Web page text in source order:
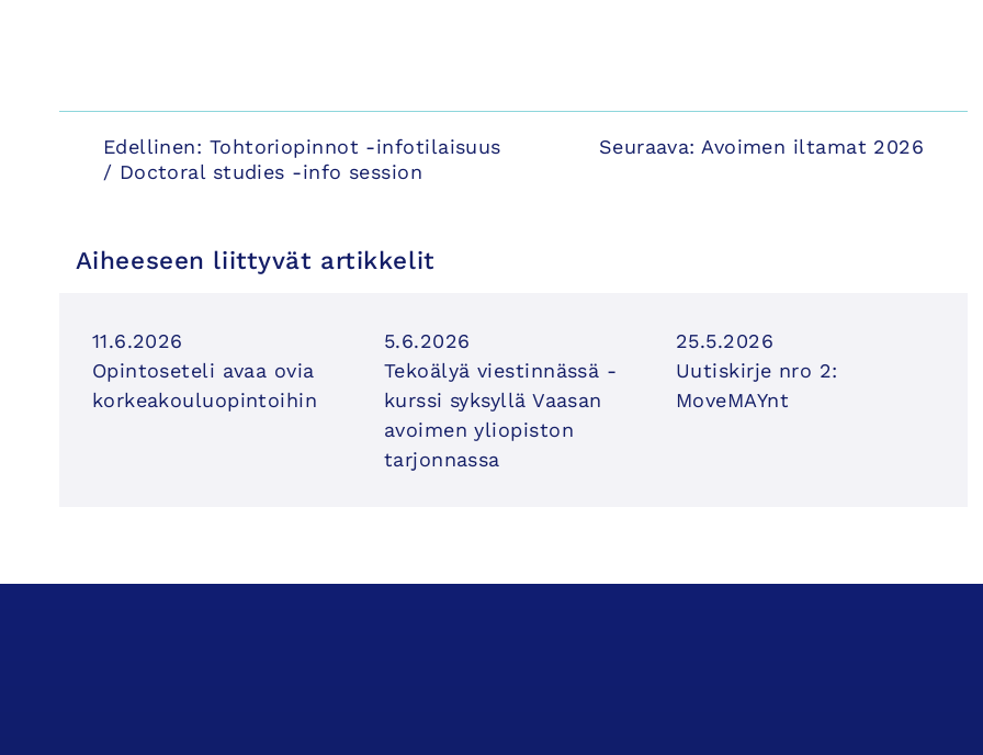
Artikkelien
selaus
Edellinen: Tohtoriopinnot -infotilaisuus
/ Doctoral studies -info session
Seuraava: Avoimen iltamat 2026
Aiheeseen liittyvät artikkelit
11.6.2026
Opintoseteli avaa ovia
korkeakouluopintoihin
5.6.2026
Tekoälyä viestinnässä -
kurssi syksyllä Vaasan
avoimen yliopiston
tarjonnassa
25.5.2026
Uutiskirje nro 2:
MoveMAYnt